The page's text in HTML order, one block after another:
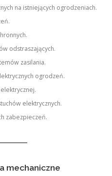
na istniejących ogrodzeniach.
odstraszających.
zasilania.
ogrodzeń.
elektrycznych.
zabezpieczeń.
mechaniczne